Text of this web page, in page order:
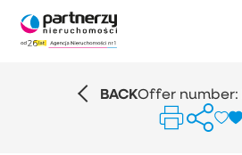
BACKOffer number: